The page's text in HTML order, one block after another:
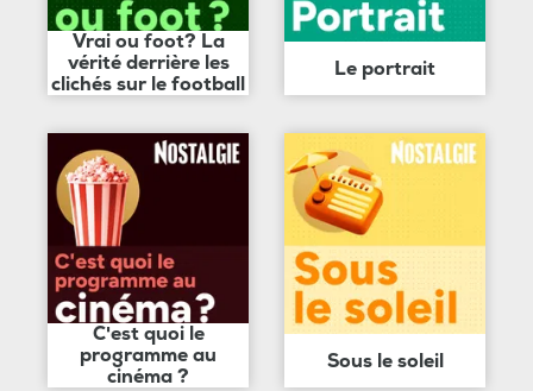
Vrai ou foot? La
vérité derrière les
clichés sur le football
Le portrait
C'est quoi le
programme au
cinéma ?
Sous le soleil